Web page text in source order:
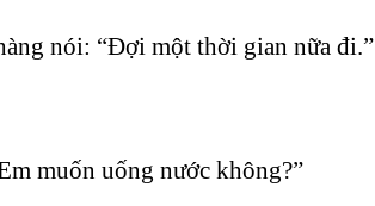
nói: “Đợi một thời gian nữa đi.”
muốn uống nước không?”